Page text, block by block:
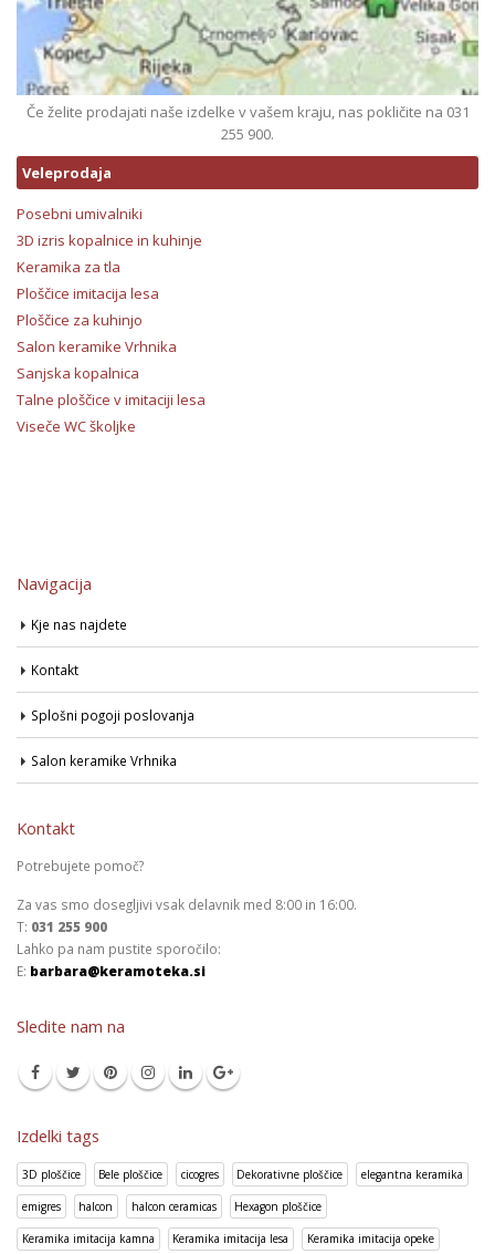
Če želite prodajati naše izdelke v vašem kraju, nas pokličite na 031
255 900.
Veleprodaja
Posebni umivalniki
3D izris kopalnice in kuhinje
Keramika za tla
Ploščice imitacija lesa
Ploščice za kuhinjo
Salon keramike Vrhnika
Sanjska kopalnica
Talne ploščice v imitaciji lesa
Viseče WC školjke
Navigacija
Kje nas najdete
Kontakt
Splošni pogoji poslovanja
Salon keramike Vrhnika
Kontakt
Potrebujete pomoč?
Za vas smo dosegljivi vsak delavnik med 8:00 in 16:00.
T: 031 255 900
Lahko pa nam pustite sporočilo:
E: barbara@keramoteka.si
Sledite nam na
Izdelki tags
3D ploščice Bele ploščice cicogres Dekorativne ploščice elegantna keramika
emigres halcon halcon ceramicas Hexagon ploščice
Keramika imitacija kamna Keramika imitacija lesa Keramika imitacija opeke